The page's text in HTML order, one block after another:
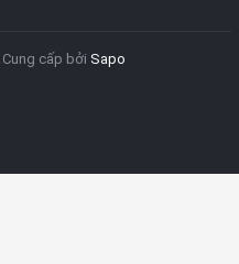
Cung cấp bởi Sapo